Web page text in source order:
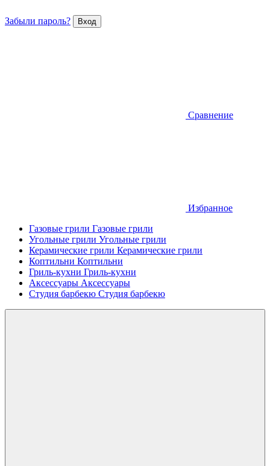
Забыли пароль?
Сравнение
Избранное
Газовые грили Газовые грили
Угольные грили Угольные грили
Керамические грили Керамические грили
Коптильни Коптильни
Гриль-кухни Гриль-кухни
Аксессуары Аксессуары
Студия барбекю Студия барбекю